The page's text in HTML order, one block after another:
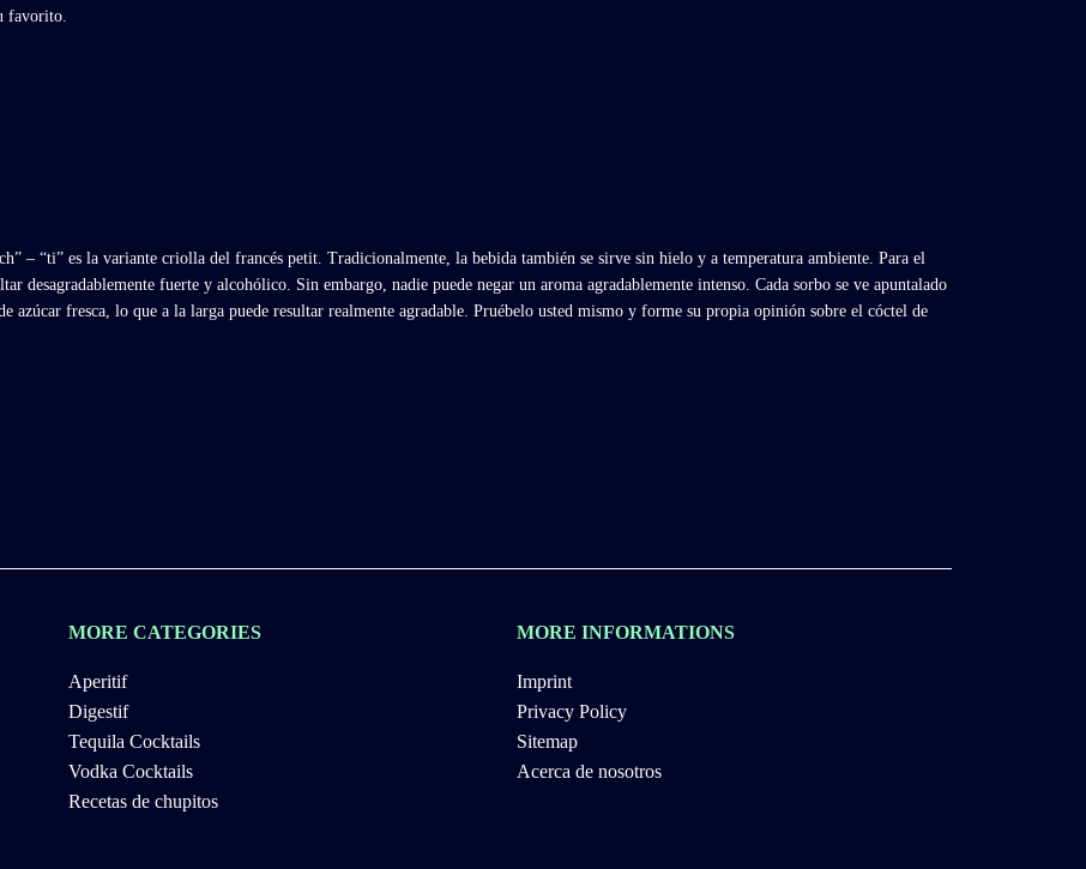
favorito.
– “ti” es la variante criolla del francés petit. Tradicionalmente, la bebida también se sirve sin hielo y a temperatura ambiente. Para el
desagradablemente fuerte y alcohólico. Sin embargo, nadie puede negar un aroma agradablemente intenso. Cada sorbo se ve apuntalado
azúcar fresca, lo que a la larga puede resultar realmente agradable. Pruébelo usted mismo y forme su propia opinión sobre el cóctel de
MORE CATEGORIES
Aperitif
Digestif
Tequila Cocktails
Vodka Cocktails
Recetas de chupitos
MORE INFORMATIONS
Imprint
Privacy Policy
Sitemap
Acerca de nosotros